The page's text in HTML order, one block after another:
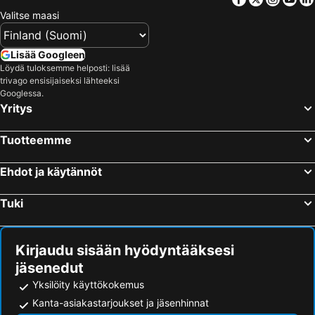
Naantalin kylpylä
Moominworld
Ruisrock
Pyynikki
Old Porvoo
Jumbo
Tampereen rautatieasema
Länsisatama
Jätkäsaari
Kaapelitehdas
Himos Festival
Itis
Otaniemi
Kauppatori
Tampereen stadion
Vuosaari
Aulanko Golf
Valitse maasi
Lisää Googleen
Löydä tuloksemme helposti: lisää
trivago ensisijaiseksi lähteeksi
Googlessa.
Yritys
Tuotteemme
Ehdot ja käytännöt
Tuki
Kirjaudu sisään hyödyntääksesi
jäsenedut
Yksilöity käyttökokemus
Kanta-asiakastarjoukset ja jäsenhinnat